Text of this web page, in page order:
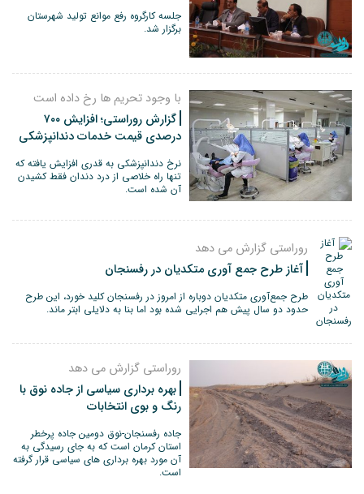
جلسه کارگروه رفع موانع تولید شهرستان
برگزار شد.
با وجود تحریم ها رخ داده است
گزارش روراستی؛ افزایش ۷۰۰
درصدی قیمت خدمات دندانپزشکی
نرخ دندانپزشکی به قدری افزایش یافته که
تنها راه خلاصی از درد دندان فقط کشیدن
آن شده است.
روراستی گزارش می دهد
آغاز طرح جمع آوری متکدیان در رفسنجان
طرح جمع‌آوری متکدیان دوباره از امروز در رفسنجان کلید خورد، این طرح
حدود دو سال پیش هم اجرایی شده بود اما بنا به دلایلی ابتر ماند.
روراستی گزارش می دهد
بهره برداری سیاسی از جاده نوق با
رنگ و بوی انتخابات
جاده رفسنجان-نوق دومین جاده پرخطر
استان کرمان است که به جای رسیدگی به
آن مورد بهره برداری های سیاسی قرار گرفته
است.